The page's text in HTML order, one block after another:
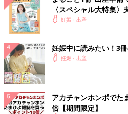
〈スペシャル大特集
妊娠・出産
妊娠中に読みたい！3冊
妊娠・出産
アカチャンホンポでた
倍【期間限定】